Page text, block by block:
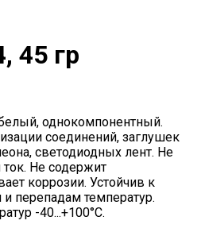
45 гр
однокомпонентный.
соединений, заглушек
светодиодных лент. Не
ток. Не содержит
коррозии. Устойчив к
перепадам температур.
-40...+100°С.